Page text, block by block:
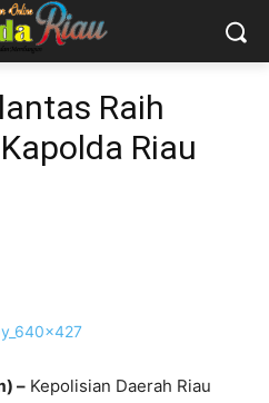
Raih
Riau
– Kepolisian Daerah Riau